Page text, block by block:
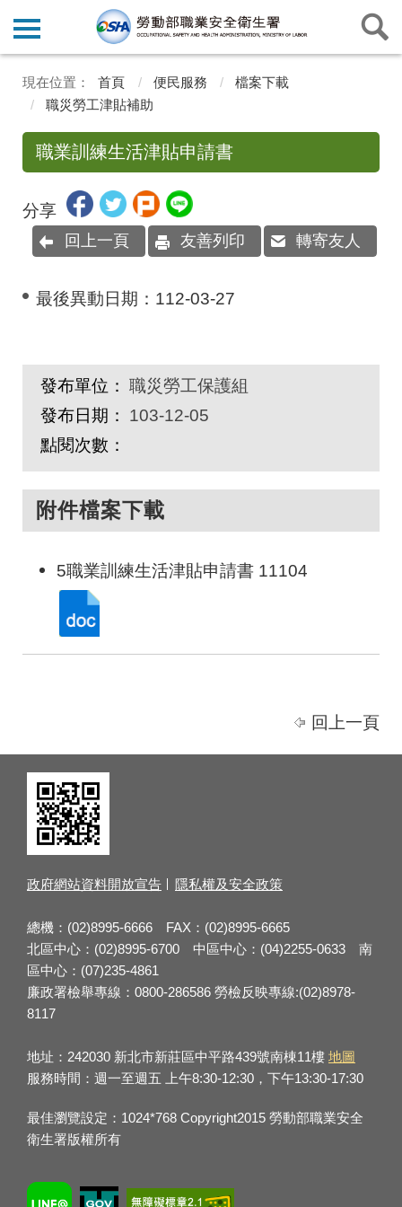
首頁 便民服務
檔案下載
職災勞工津貼補助
職業訓練生活津貼申請書
分享
回上一頁 友善列印 轉寄友人
最後異動日期： 112-03-27
發布單位： 職災勞工保護組
發布日期：
103-12-05
點閱次數：
附件檔案下載
5職業訓練生活津貼申請書 11104
回上一頁
政府網站資料開放宣告 隱私權及安全政策
總機：(02)8995-6666 FAX：(02)8995-6665
北區中心：(02)8995-6700 中區中心：(04)2255-0633 南
區中心：(07)235-4861
廉政署檢舉專線：0800-286586 勞檢反映專線:(02)8978-
8117
地址：242030 新北市新莊區中平路439號南棟11樓 地圖
服務時間：週一至週五 上午8:30-12:30，下午13:30-17:30
最佳瀏覽設定：1024*768 Copyright2015 勞動部職業安全
衛生署版權所有